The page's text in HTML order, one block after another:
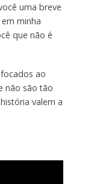
uma breve
minha
que não é
ao
não são tão
valem a